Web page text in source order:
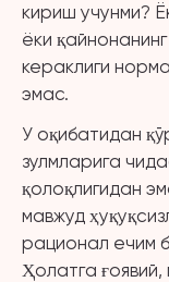
кириш учунми?
ёки
кераклиги
эмас.
У оқибатидан
зулмларига
қолоқлигидан
мавжуд
рационал ечим
Ҳолатга